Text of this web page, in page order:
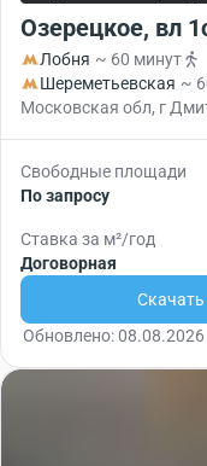
Озерецкое, вл
Лобня ~ 60 минут
Шереметьевская ~
Московская обл, г
Свободные площади
По запросу
Ставка за м²/год
Договорная
Обновлено: 08.08.2026